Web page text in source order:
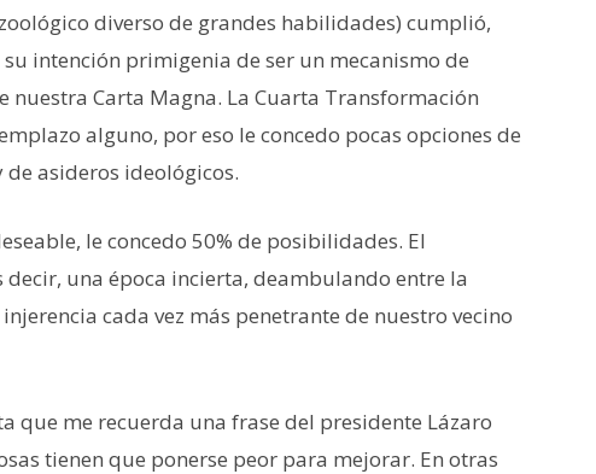
diverso de grandes habilidades) cumplió,
intención primigenia de ser un mecanismo de
nuestra Carta Magna. La Cuarta Transformación
alguno, por eso le concedo pocas opciones de
asideros ideológicos.
le concedo 50% de posibilidades. El
decir, una época incierta, deambulando entre la
cada vez más penetrante de nuestro vecino
que me recuerda una frase del presidente Lázaro
tienen que ponerse peor para mejorar. En otras